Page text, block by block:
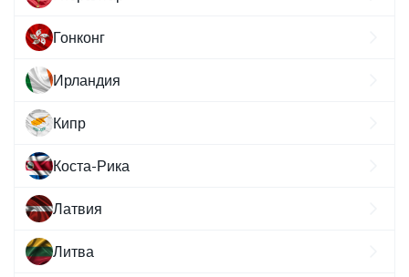
Гонконг
Ирландия
Кипр
Коста-Рика
Латвия
Литва